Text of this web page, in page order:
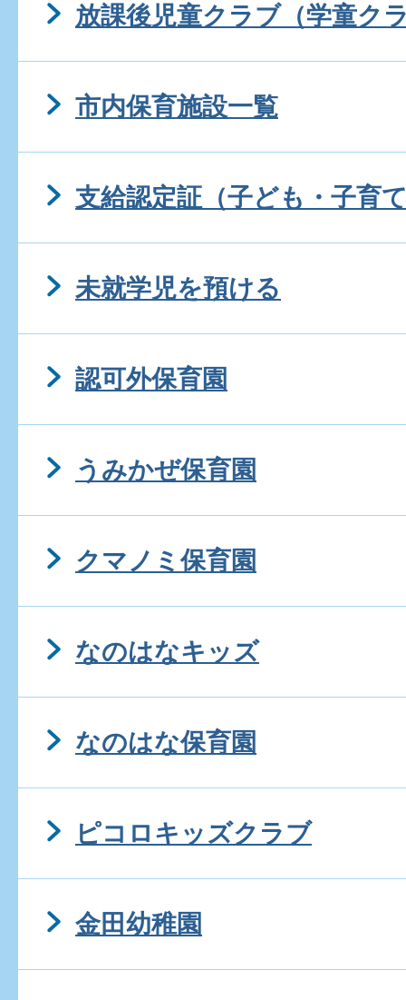
放課後児童クラブ（学童ク
市内保育施設一覧
支給認定証（子ども・子育
未就学児を預ける
認可外保育園
うみかぜ保育園
クマノミ保育園
なのはなキッズ
なのはな保育園
ピコロキッズクラブ
金田幼稚園